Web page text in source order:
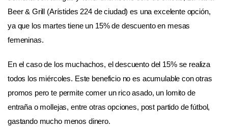
Beer & Grill (Arístides 224 de ciudad) es una excelente opción,
ya que los martes tiene un 15% de descuento en mesas
femeninas.
En el caso de los muchachos, el descuento del 15% se realiza
todos los miércoles. Este beneficio no es acumulable con otras
promos pero te permite comer un rico asado, un lomito de
entraña o mollejas, entre otras opciones, post partido de fútbol,
gastando mucho menos dinero.